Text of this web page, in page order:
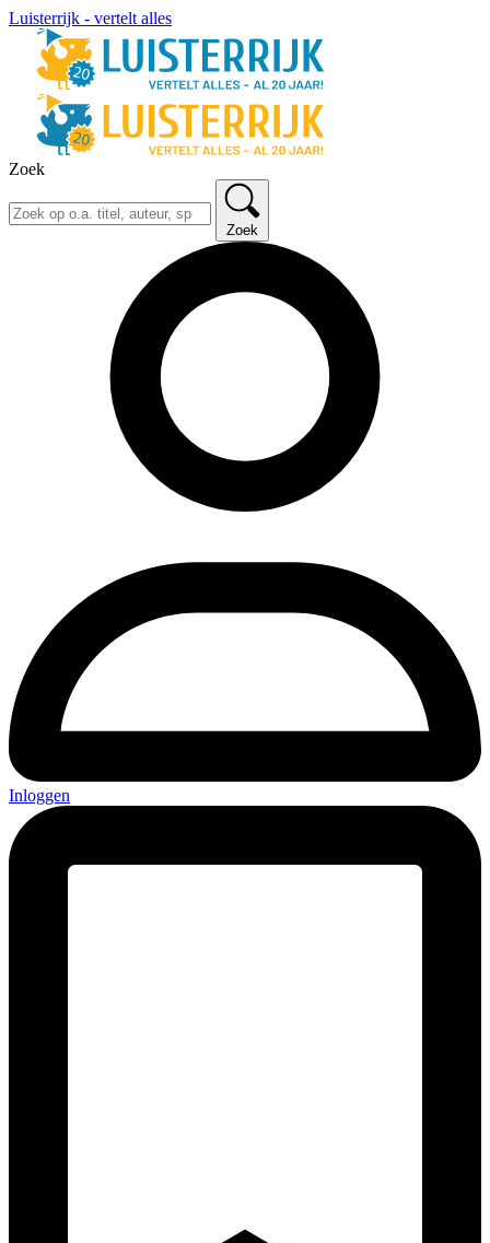
Luisterrijk - vertelt alles
Zoek
Zoek
Inloggen